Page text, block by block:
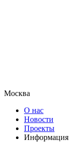
Москва
О нас
Новости
Проекты
Информация